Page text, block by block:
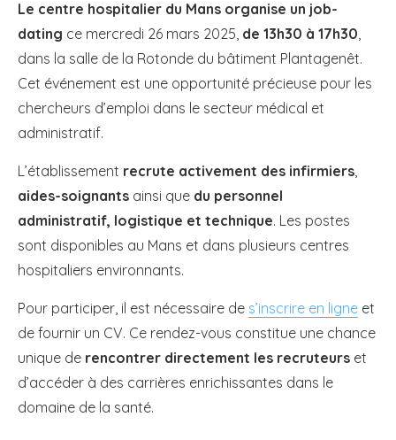
Le centre hospitalier du Mans organise un job-
dating ce mercredi 26 mars 2025, de 13h30 à 17h30
dans la salle de la Rotonde du bâtiment Plantagenêt.
Cet événement est une opportunité précieuse pour les
chercheurs d’emploi dans le secteur médical et
administratif.
L’établissement recrute activement des infirmiers
aides-soignants ainsi que du personnel
administratif, logistique et technique. Les postes
sont disponibles au Mans et dans plusieurs centres
hospitaliers environnants.
Pour participer, il est nécessaire de s’inscrire en ligne et
de fournir un CV. Ce rendez-vous constitue une chance
unique de rencontrer directement les recruteurs et
d’accéder à des carrières enrichissantes dans le
domaine de la santé.